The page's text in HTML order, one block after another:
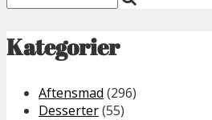
Kategorier
Aftensmad (296)
Desserter(55)